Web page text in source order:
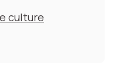
culture